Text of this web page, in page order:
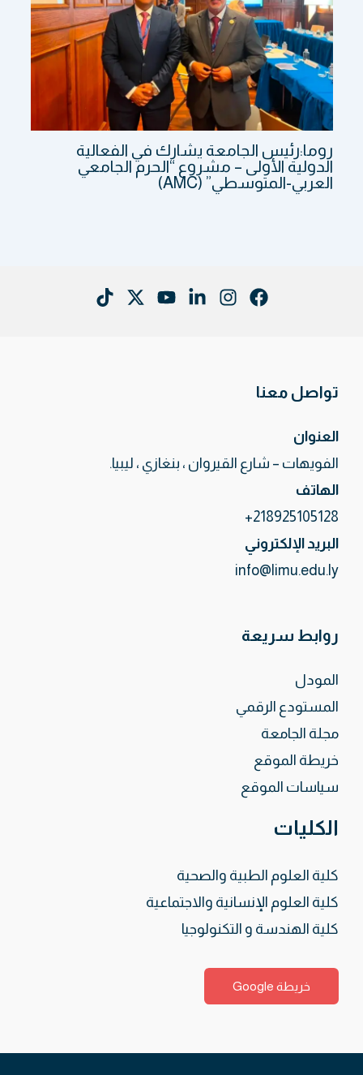
روما:رئيس الجامعة يشارك في الفعالية
الدولية الأولى – مشروع “الحرم الجامعي
العربي-المتوسطي” (AMC)
تواصل معنا
العنوان
الفويهات – شارع القيروان ، بنغازي ، ليبيا.
الهاتف
218925105128+
البريد الإلكتروني
info@limu.edu.ly
روابط سريعة
المودل
المستودع الرقمي
مجلة الجامعة
خريطة الموقع
سياسات الموقع
الكليات
كلية العلوم الطبية والصحية
كلية العلوم الإنسانية والاجتماعية
كلية الهندسة و التكنولوجيا
خريطة Google